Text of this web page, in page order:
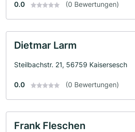
0.0 (0 Bewertungen)
Dietmar Larm
Steilbachstr. 21, 56759 Kaisersesch
0.0 (0 Bewertungen)
Frank Fleschen